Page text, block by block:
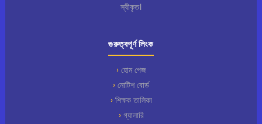
স্বীকৃত।
গুরুত্বপূর্ণ লিংক
হোম পেজ
নোটিশ বোর্ড
শিক্ষক তালিকা
গ্যালারি